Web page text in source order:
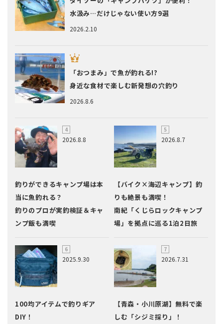
2026.2.10
水汲み…だけじゃない使い方9選
2026.8.6
「おつまみ」で魚が釣れる!?
身近な食材で楽しむ新発想の穴釣り
2026.8.8
釣りができるキャンプ場は本
当に魚釣れる？
釣りのプロが実釣検証＆キャ
ンプ飯も満喫
2026.8.7
【バイク×海辺キャンプ】釣
りも絶景も満喫！
南紀「くじらロックキャンプ
場」を拠点に巡る1泊2日旅
2025.9.30
100均アイテムで釣りギア
DIY！
2026.7.31
【青森・小川原湖】無料で楽
しむ「シジミ採り」！